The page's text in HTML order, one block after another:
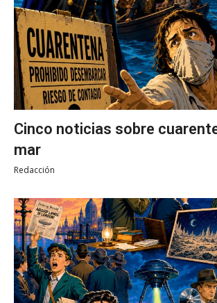
Cinco noticias sobre
mar
Redacción